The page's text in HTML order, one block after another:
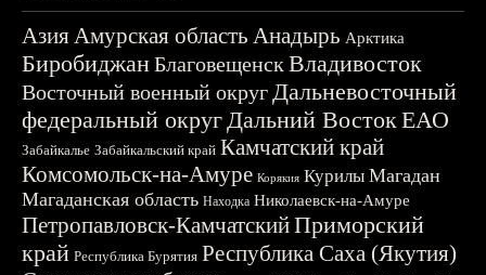
АзияАмурская область Анадырь Арктика
БиробиджанБлаговещенскВладивосток
Восточный военный округДальневосточный
федеральный округДальний ВостокЕАО
Забайкалье Забайкальский край Камчатский край
Комсомольск-на-Амуре Корякия Курилы Магадан
Магаданская область Находка Николаевск-на-Амуре
Петропавловск-КамчатскийПриморский
край Республика Бурятия Республика Саха (Якутия)